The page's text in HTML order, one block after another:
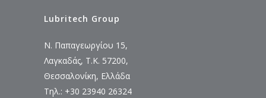
Lubritech Group
Ν. Παπαγεωργίου 15,
Λαγκαδάς, Τ.Κ. 57200,
Θεσσαλονίκη, Ελλάδα
Τηλ.: +30 23940 26324